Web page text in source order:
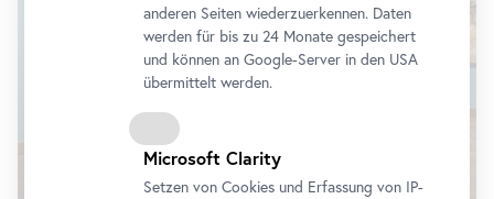
anderen Seiten wiederzuerkennen. Daten
werden für bis zu 24 Monate gespeichert
und können an Google-Server in den USA
übermittelt werden.
Microsoft Clarity
Setzen von Cookies und Erfassung von IP-